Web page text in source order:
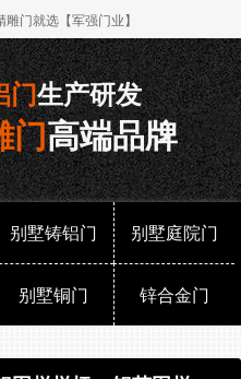
门就选【军强门业】
门生产研发
门高端品牌
别墅铸铝门 别墅庭院门
别墅铜门 锌合金门